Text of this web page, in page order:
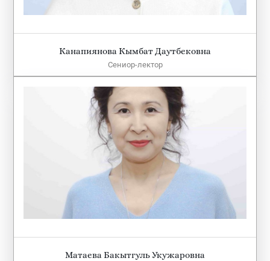
Канапиянова Кымбат Даутбековна
Сениор-лектор
Матаева Бакытгуль Укужаровна